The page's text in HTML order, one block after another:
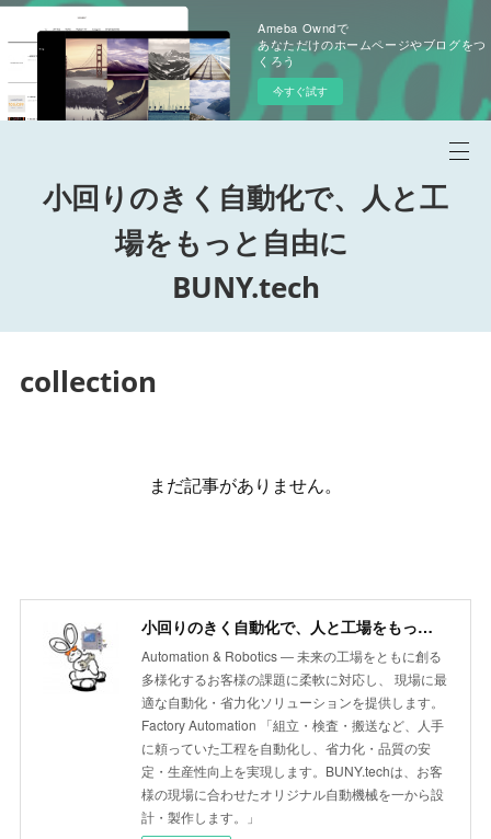
Ameba Owndで
あなただけのホームページやブログをつ
くろう
今すぐ試す
小回りのきく自動化で、人と工
場をもっと自由に
BUNY.tech
collection
まだ記事がありません。
小回りのきく自動化で、人と工場をもっと自由に BUNY.tech
Automation & Robotics ― 未来の工場をともに創る
多様化するお客様の課題に柔軟に対応し、 現場に最
適な自動化・省力化ソリューションを提供します。
Factory Automation 「組立・検査・搬送など、人手
に頼っていた工程を自動化し、省力化・品質の安
定・生産性向上を実現します。BUNY.techは、お客
様の現場に合わせたオリジナル自動機械を一から設
計・製作します。」